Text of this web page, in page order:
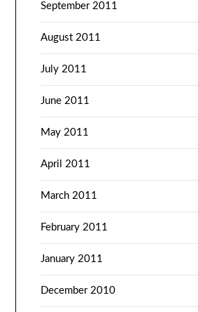
September 2011
August 2011
July 2011
June 2011
May 2011
April 2011
March 2011
February 2011
January 2011
December 2010